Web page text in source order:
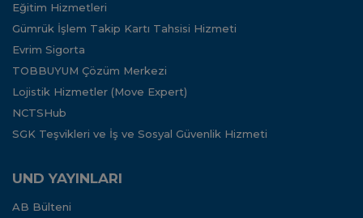
Eğitim Hizmetleri
Gümrük İşlem Takip Kartı Tahsisi Hizmeti
Evrim Sigorta
TOBBUYUM Çözüm Merkezi
Lojistik Hizmetler (Move Expert)
NCTSHub
SGK Teşvikleri ve İş ve Sosyal Güvenlik Hizmeti
UND YAYINLARI
AB Bülteni